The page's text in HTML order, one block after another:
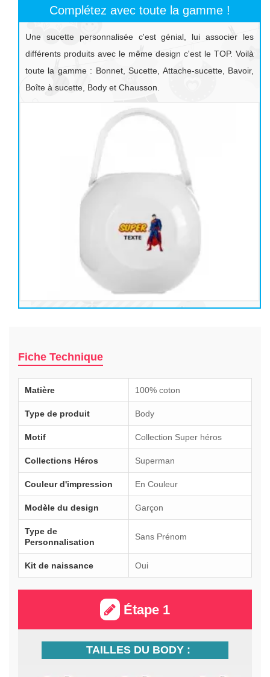
Complétez avec toute la gamme !
Une sucette personnalisée c'est génial, lui associer les
différents produits avec le même design c'est le TOP. Voilà
toute la gamme : Bonnet, Sucette, Attache-sucette, Bavoir,
Boîte à sucette, Body et Chausson.
Fiche Technique
Matière 100% coton
Type de produit Body
Motif Collection Super héros
Collections Héros Superman
Couleur d'impression En Couleur
Modèle du design Garçon
Type de
Personnalisation
Sans Prénom
Kit de naissance Oui
Étape 1
TAILLES DU BODY :